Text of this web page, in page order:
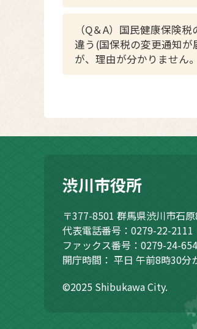
（Q＆A）国民健康保険
違う(国保税の変更通知が
が、理由が分かりません。
渋川市役所
〒377-8501 群馬県渋川市石
代表電話番号：0279-22-2111
ファックス番号：0279-24-
開庁時間： 平日 午前8時30分
©2025 Shibukawa City.